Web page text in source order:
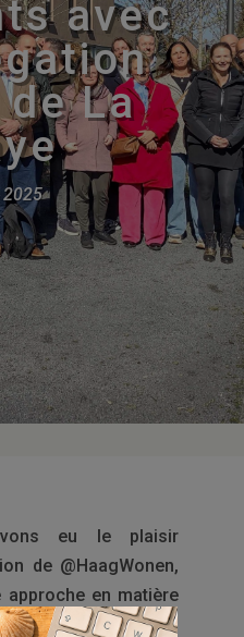
avec
de La
2025
eu le plaisir
de @HaagWonen,
en matière